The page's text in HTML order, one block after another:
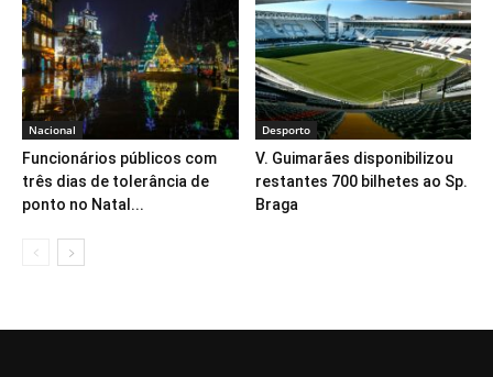
Nacional
Funcionários públicos com
três dias de tolerância de
ponto no Natal...
Desporto
V. Guimarães disponibilizou
restantes 700 bilhetes ao Sp.
Braga